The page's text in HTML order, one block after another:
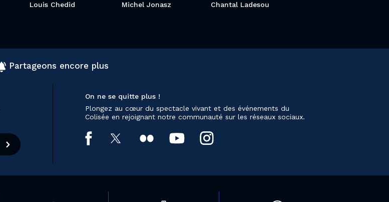
Louis Chedid Michel Jonasz Chantal Ladesou
Partageons encore plus
On ne se quitte plus !
Plongez au cœur du spectacle vivant et des événements du
Colisée en rejoignant notre communauté sur les réseaux sociaux.